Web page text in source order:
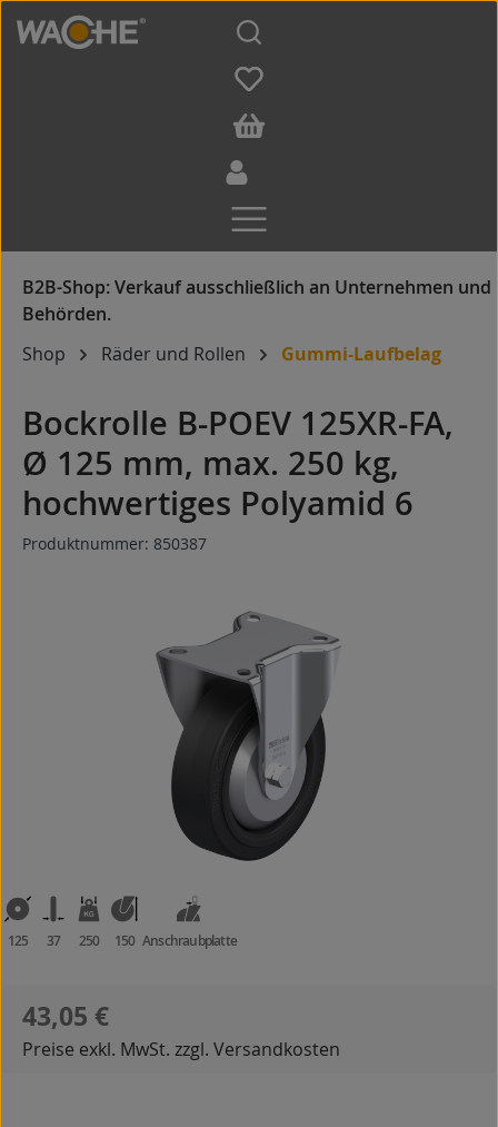
Zum Hauptinhalt springen
Shop Räder und Rollen Gummi-Laufbelag
Bockrolle B-POEV 125XR-FA,
Ø 125 mm, max. 250 kg,
hochwertiges Polyamid 6
Produktnummer: 850387
125 37 250 150 Anschraubplatte
Regulärer Preis:
43,05 €
Preise exkl. MwSt. zzgl. Versandkosten